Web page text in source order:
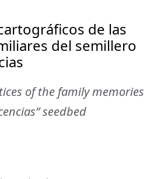
de las
del semillero
of the family memories
seedbed